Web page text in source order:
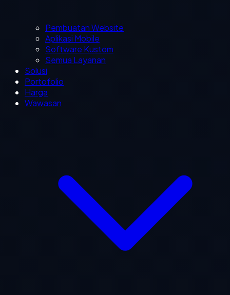
Pembuatan Website
Aplikasi Mobile
Software Kustom
Semua Layanan
Solusi
Portofolio
Harga
Wawasan